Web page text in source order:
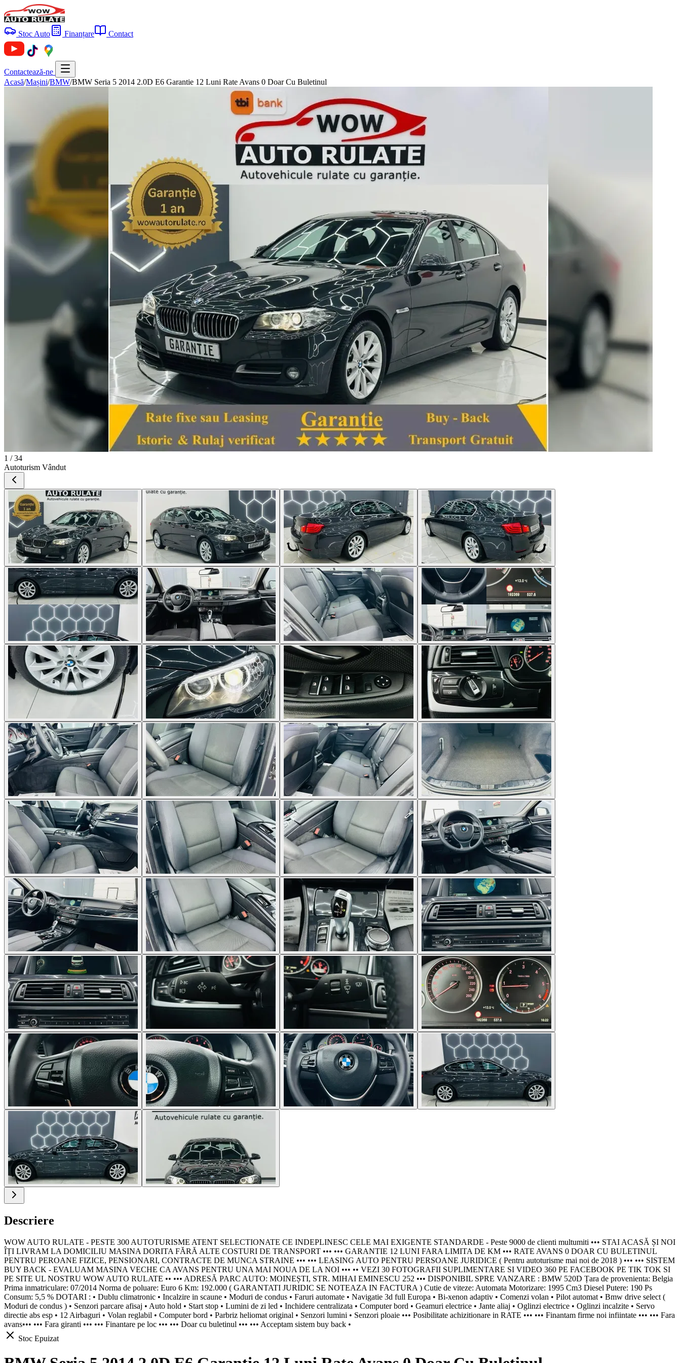
Stoc Auto Finanțare Contact
Contactează-ne
Acasă/Mașini/BMW/BMW Seria 5 2014 2.0D E6 Garantie 12 Luni Rate Avans 0 Doar Cu Buletinul
1 / 34
Autoturism Vândut
Descriere
WOW AUTO RULATE - PESTE 300 AUTOTURISME ATENT SELECTIONATE CE INDEPLINESC CELE MAI EXIGENTE STANDARDE - Peste 9000 de clienti multumiti ••• STAI ACASĂ ȘI NOI
ÎȚI LIVRAM LA DOMICILIU MASINA DORITA FĂRĂ ALTE COSTURI DE TRANSPORT ••• ••• GARANTIE 12 LUNI FARA LIMITA DE KM ••• RATE AVANS 0 DOAR CU BULETINUL
PENTRU PEROANE FIZICE, PENSIONARI, CONTRACTE DE MUNCA STRAINE ••• ••• LEASING AUTO PENTRU PERSOANE JURIDICE ( Pentru autoturisme mai noi de 2018 ) ••• ••• SISTEM
BUY BACK - EVALUAM MASINA VECHE CA AVANS PENTRU UNA MAI NOUA DE LA NOI ••• •• VEZI 30 FOTOGRAFII SUPLIMENTARE SI VIDEO 360 PE FACEBOOK PE TIK TOK SI
PE SITE UL NOSTRU WOW AUTO RULATE •• ••• ADRESĂ PARC AUTO: MOINEȘTI, STR. MIHAI EMINESCU 252 ••• DISPONIBIL SPRE VANZARE : BMW 520D Țara de provenienta: Belgia
Prima inmatriculare: 07/2014 Norma de poluare: Euro 6 Km: 192.000 ( GARANTATI JURIDIC SE NOTEAZA IN FACTURA ) Cutie de viteze: Automata Motorizare: 1995 Cm3 Diesel Putere: 190 Ps
Consum: 5,5 % DOTARI : • Dublu climatronic • Incalzire in scaune • Moduri de condus • Faruri automate • Navigatie 3d full Europa • Bi-xenon adaptiv • Comenzi volan • Pilot automat • Bmw drive select (
Moduri de condus ) • Senzori parcare afisaj • Auto hold • Start stop • Lumini de zi led • Inchidere centralizata • Computer bord • Geamuri electrice • Jante aliaj • Oglinzi electrice • Oglinzi incalzite • Servo
directie abs esp • 12 Airbaguri • Volan reglabil • Computer bord • Parbriz heliomat original • Senzori lumini • Senzori ploaie ••• Posibilitate achizitionare in RATE ••• ••• Finantam firme noi infiintate ••• ••• Fara
avans••• ••• Fara giranti ••• ••• Finantare pe loc ••• ••• Doar cu buletinul ••• ••• Acceptam sistem buy back •
Stoc Epuizat